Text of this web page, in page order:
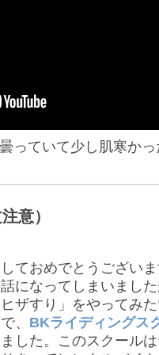
っていて少し肌寒か
意）
ておめでとうござい
になってしまいまし
ザすり」をやってみ
、 BKライディングス
した。このスクール